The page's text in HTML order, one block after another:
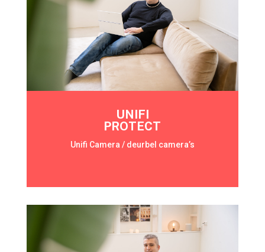
UNIFI
PROTECT
Unifi Camera / deurbel camera’s